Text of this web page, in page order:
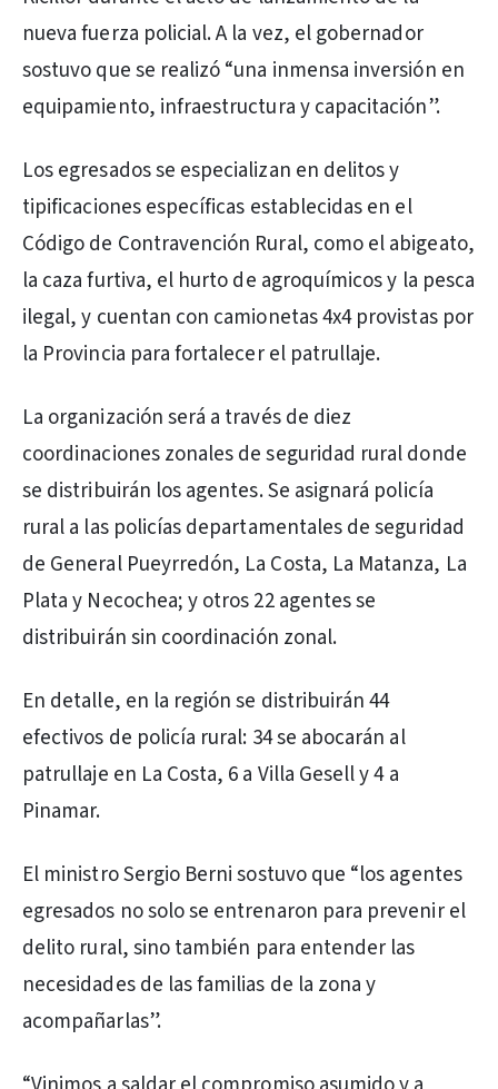
nueva fuerza policial. A la vez, el gobernador
sostuvo que se realizó “una inmensa inversión en
equipamiento, infraestructura y capacitación”.
Los egresados se especializan en delitos y
tipificaciones específicas establecidas en el
Código de Contravención Rural, como el abigeato,
la caza furtiva, el hurto de agroquímicos y la pesca
ilegal, y cuentan con camionetas 4x4 provistas por
la Provincia para fortalecer el patrullaje.
La organización será a través de diez
coordinaciones zonales de seguridad rural donde
se distribuirán los agentes. Se asignará policía
rural a las policías departamentales de seguridad
de General Pueyrredón, La Costa, La Matanza, La
Plata y Necochea; y otros 22 agentes se
distribuirán sin coordinación zonal.
En detalle, en la región se distribuirán 44
efectivos de policía rural: 34 se abocarán al
patrullaje en La Costa, 6 a Villa Gesell y 4 a
Pinamar.
El ministro Sergio Berni sostuvo que “los agentes
egresados no solo se entrenaron para prevenir el
delito rural, sino también para entender las
necesidades de las familias de la zona y
acompañarlas”.